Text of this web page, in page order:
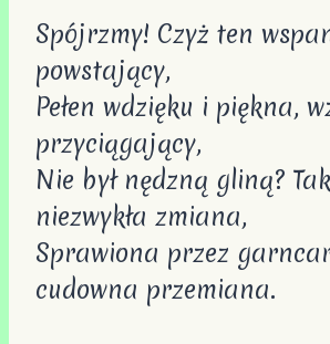
Spójrzmy! Czyż ten
powstający,
Pełen wdzięku i piękna,
przyciągający,
Nie był nędzną gliną?
niezwykła zmiana,
Sprawiona przez
cudowna przemiana.